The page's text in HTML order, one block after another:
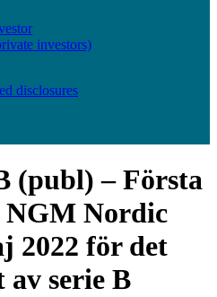
investors)
disclosures
(publ) – Första
NGM Nordic
2022 för det
av serie B